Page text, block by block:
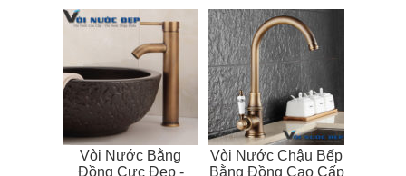
Vòi Nước Bằng
Đồng Cực Đẹp -
Vòi Nước Chậu Bếp
Bằng Đồng Cao Cấp